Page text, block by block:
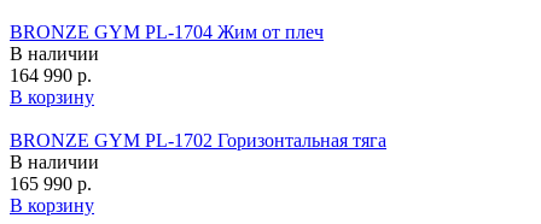
BRONZE GYM PL-1704 Жим от плеч
В наличии
164 990 р.
В корзину
BRONZE GYM PL-1702 Горизонтальная тяга
В наличии
165 990 р.
В корзину